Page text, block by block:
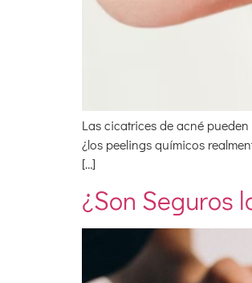
Las cicatrices de acné
¿los peelings químicos
[…]
¿Son Seguros